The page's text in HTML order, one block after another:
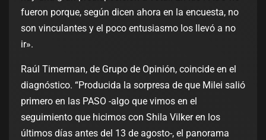
fueron porque, según dicen ahora en la encuesta, no
son vinculantes y el poco entusiasmo los llevó a no
ir».
Raúl Timerman, de Grupo de Opinión, coincide en el
diagnóstico. “Producida la sorpresa de que Milei salió
primero en las PASO -algo que vimos en el
seguimiento que hicimos con Shila Vilker en los
últimos días antes del 13 de agosto-, el panorama